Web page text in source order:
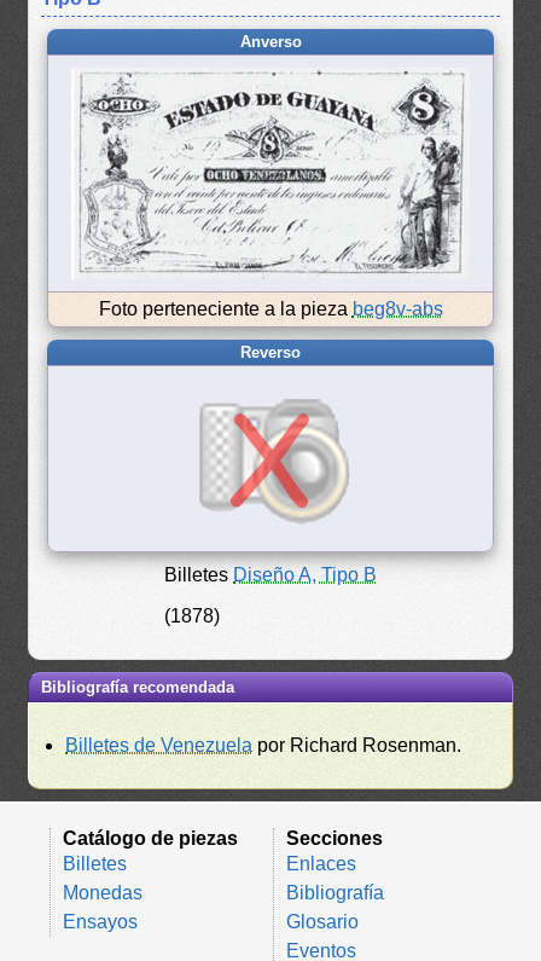
Anverso
Foto perteneciente a la pieza beg8v-abs
Reverso
Billetes Diseño A, Tipo B
(1878)
Bibliografía recomendada
Billetes de Venezuela por Richard Rosenman.
Catálogo de piezas
Billetes
Monedas
Ensayos
Secciones
Enlaces
Bibliografía
Glosario
Eventos